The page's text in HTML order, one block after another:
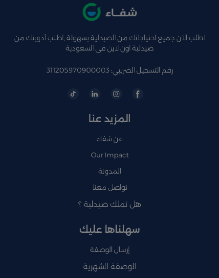
اطلب الآن جميع احتياجاتك من الصيدلية بسهولة ,اطلب أدويتك من
صيدلية اون لاين فى السعودية
رقم التسجيل الضريبي: 311205970900003
المزيد عنا
عن شفاء
Our Impact
المدونة
تواصل معنا
هل تملك صيدلية ؟
سهلناها عليك
إرسال الوصفة
الوصفة الشهرية